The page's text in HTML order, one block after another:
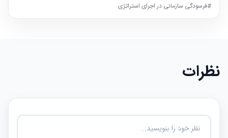
#فرسودگی سازمانی در اجرای استراتژی
نظرات